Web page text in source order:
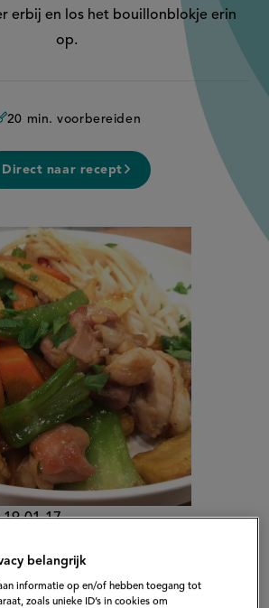
erbij en los het bouillonblokje erin
op.
20 min. voorbereiden
Direct naar recept
19-01-17
belangrijk
informatie op en/of hebben toegang tot
zoals unieke ID’s in cookies om